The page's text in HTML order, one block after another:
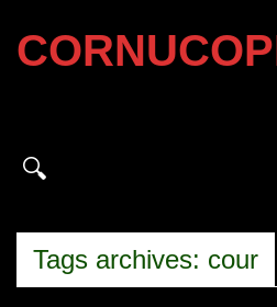
Tags archives: cour